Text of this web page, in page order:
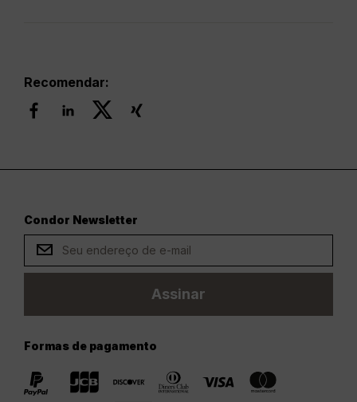
Recomendar:
Condor Newsletter
Assinar
Formas de pagamento